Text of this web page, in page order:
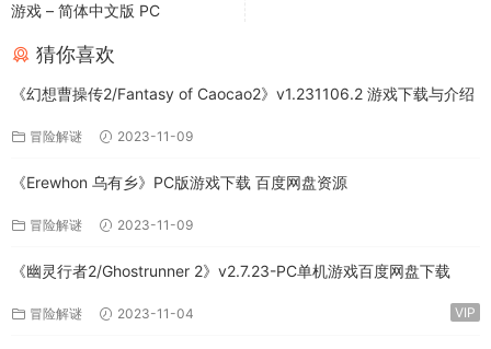
游戏 – 简体中文版 PC
猜你喜欢
《幻想曹操传2/Fantasy of Caocao2》v1.231106.2 游戏下载与介绍
冒险解谜 2023-11-09
《Erewhon 乌有乡》PC版游戏下载 百度网盘资源
冒险解谜 2023-11-09
《幽灵行者2/Ghostrunner 2》v2.7.23-PC单机游戏百度网盘下载
冒险解谜 2023-11-04 VIP